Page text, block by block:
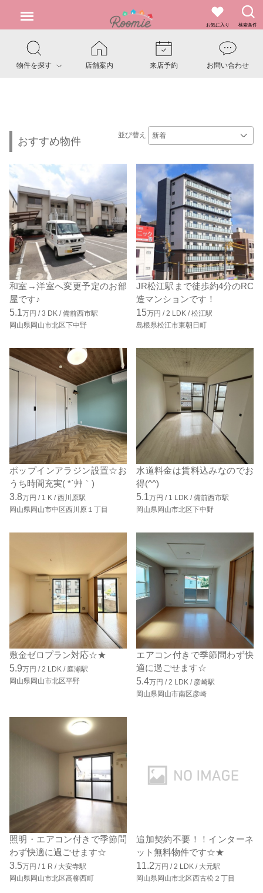
お気に入り 検索条件
物件を探す 店舗案内 来店予約 お問い合わせ
おすすめ物件
並び替え
和室→洋室へ変更予定のお部
屋です♪
5.1万円 /3 DK /備前西市駅
岡山県岡山市北区下中野
JR松江駅まで徒歩約4分のRC
造マンションです！
15万円 /2 LDK /松江駅
島根県松江市東朝日町
ポップインアラジン設置☆お
うち時間充実( *´艸｀)
3.8万円 / 1 K /西川原駅
岡山県岡山市中区西川原１丁目
水道料金は賃料込みなのでお
得(^^)
5.1万円 / 1 LDK /備前西市駅
岡山県岡山市北区下中野
敷金ゼロプラン対応☆★
5.9万円 /2 LDK / 庭瀬駅
岡山県岡山市北区平野
エアコン付きで季節問わず快
適に過ごせます☆
5.4万円 /2 LDK / 彦崎駅
岡山県岡山市南区彦崎
照明・エアコン付きで季節問
わず快適に過ごせます☆
3.5万円 / 1 R / 大安寺駅
岡山県岡山市北区高柳西町
追加契約不要！！インターネ
ット無料物件です☆★
11.2万円 /2 LDK / 大元駅
岡山県岡山市北区西古松２丁目